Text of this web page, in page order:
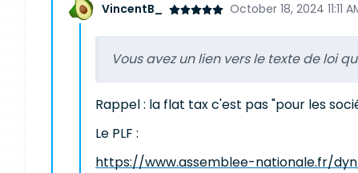
VincentB_ October 18, 2024 11:11
Vous avez un lien vers le texte de loi
Rappel : la flat tax c'est pas "pour les
Le PLF :
https://www.assemblee-nationale.fr/